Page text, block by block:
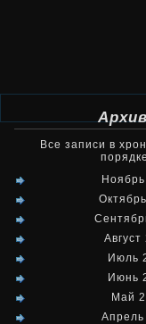
Все записи в
Август
Июль
Июнь
Май
Апрель